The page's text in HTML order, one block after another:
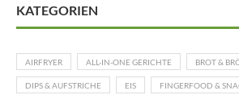
KATEGORIEN
AIRFRYER ALL-IN-ONE GERICHTE BROT &
DIPS & AUFSTRICHE EIS FINGERFOOD &